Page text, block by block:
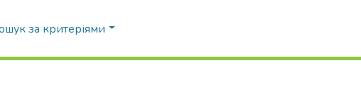
за критеріями